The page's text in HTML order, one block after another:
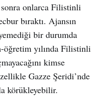
onlarca Filistinli
bıraktı. Ajansın
bir durumda
yılında Filistinli
kimse
Gazze Şeridi’nde
körükleyebilir.